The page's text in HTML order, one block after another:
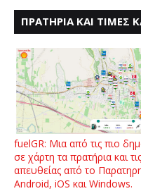
ΠΡΑΤΗΡΙΑ ΚΑΙ ΤΙΜΕΣ
fuelGR: Μια από τις πιο
σε χάρτη τα πρατήρια και
απευθείας από το
Android, iOS και Windows.